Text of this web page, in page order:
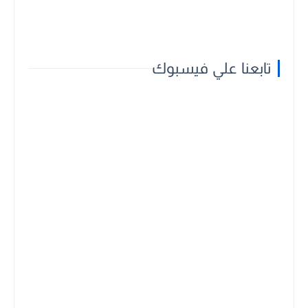
تابعنا علي فيسبوك